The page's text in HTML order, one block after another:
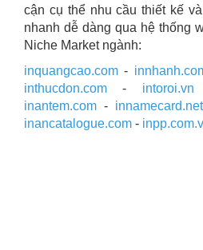
cận cụ thể nhu cầu thiết kế
nhanh dễ dàng qua hệ thống
Niche Market ngành:
inquangcao.com -
inthucdon.com - intoroi.vn
inantem.com - innamecard.net
inancatalogue.com -